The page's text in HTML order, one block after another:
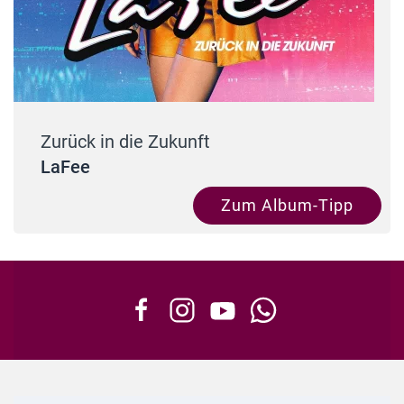
Zurück in die Zukunft
LaFee
Zum Album-Tipp